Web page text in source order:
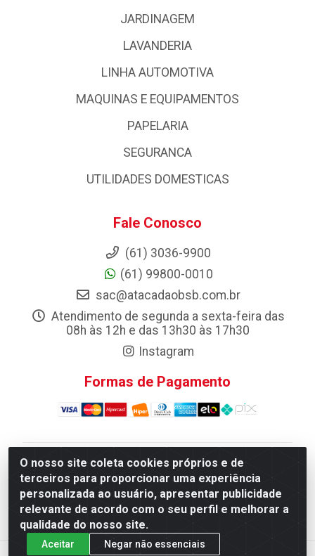
O nosso site coleta cookies próprios e de
terceiros para proporcionar uma experiência
personalizada ao usuário, apresentar publicidade
relevante de acordo com o seu perfil e melhorar a
qualidade do nosso site.
Aceitar Negar não essenciais
JARDINAGEM
LAVANDERIA
LINHA AUTOMOTIVA
MAQUINAS E EQUIPAMENTOS
PAPELARIA
SEGURANCA
UTILIDADES DOMESTICAS
Fale Conosco
(61) 3036-9900
(61) 99800-0010
sac@atacadaobsb.com.br
Atendimento de segunda a sexta-feira das
08h às 12h e das 13h30 às 17h30
Instagram
Formas de Pagamento
Atacadao da Limpeza F. Pereira Queiroz Comercio e
Distribuicao LTDA - Quadra Qi 10 Lotes 39 e, 41 - Setor
Industrial (Taguatinga), Brasília/DF - CEP 72.135-100 -
CNPJ 13.184.675/0001-80